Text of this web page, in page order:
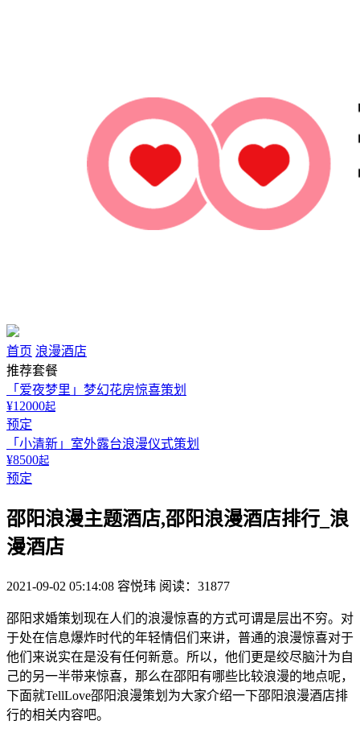
首页 浪漫酒店
推荐套餐
「爱夜梦里」梦幻花房惊喜策划
¥12000起
预定
「小清新」室外露台浪漫仪式策划
¥8500起
预定
邵阳浪漫主题酒店,邵阳浪漫酒店排行_浪
漫酒店
2021-09-02 05:14:08 容悦玮 阅读：31877
邵阳求婚策划现在人们的浪漫惊喜的方式可谓是层出不穷。对
于处在信息爆炸时代的年轻情侣们来讲，普通的浪漫惊喜对于
他们来说实在是没有任何新意。所以，他们更是绞尽脑汁为自
己的另一半带来惊喜，那么在邵阳有哪些比较浪漫的地点呢，
下面就TellLove邵阳浪漫策划为大家介绍一下邵阳浪漫酒店排
行的相关内容吧。